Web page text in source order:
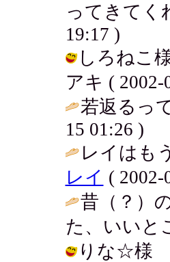
ってきてく
19:17 )
しろねこ
アキ ( 2002-
若返るっ
15 01:26 )
レイはも
レイ ( 2002-
昔（？）
た、いいと
りな☆様